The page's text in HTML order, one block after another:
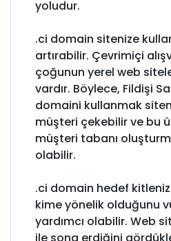
yoludur.
.ci domain sitenize
artırabilir. Çevrimiçi
çoğunun yerel web
vardır. Böylece, Fildişi
domaini kullanmak
müşteri çekebilir ve bu
müşteri tabanı
olabilir.
.ci domain hedef
kime yönelik olduğunu
yardımcı olabilir. Web